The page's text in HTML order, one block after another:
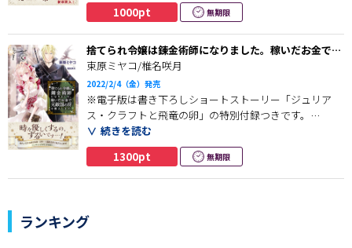
美少女錬金術師（自称）×毒舌な元将軍（超美形）によ
る
冒険ファンタジー第二章、ついに完結！
後半には、クロエとジュリアスのその後を描いた、
甘く優しいエピソードもたっぷり収録♡
アストリア王国を守ったクロエとジュリアスは、
報酬として得た広大な土地で、飛竜のヘリオスと
三人で暮らしていた。
あるとき、クロエはジュリアスに刻まれた
『奴隷の刻印』を消したいと、
ジュリアスはヘリオスに嫁が欲しい、と
元王太子のシリルに相談する。
すると、飛竜や異界、魔導研究が
盛んなラシード神聖国へ行くことを勧められ、
稀代の美少女錬金術師（自称）×超絶美形で毒舌な
1000pt
無期限
捨てられ令嬢は錬金術師になりました。稼いだお金で元
敵国の将を購入します。【電子版特典付】
束原ミヤコ/椎名咲月
2022/2/4（金）発売
※電子版は書き下ろしショートストーリー「ジュリア
ス・クラフトと飛竜の卵」の特別付録つきです。
クロエは稀代の美少女錬金術師（自称）。
かつて公爵令嬢だった彼女は3年前、
続きを読む
1300pt
無期限
ランキング